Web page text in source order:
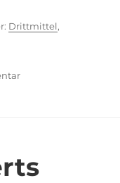
Schlagwörter
Drittmittel,
zu